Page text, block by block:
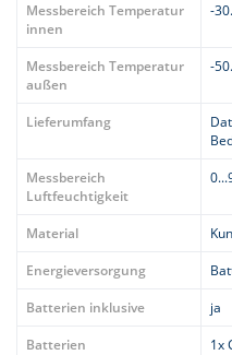
Messbereich Temperatur
innen
-
Messbereich Temperatur
außen
-
Lieferumfang
Messbereich
Luftfeuchtigkeit
Material
Energieversorgung
Batterien inklusive
ja
Batterien
1x